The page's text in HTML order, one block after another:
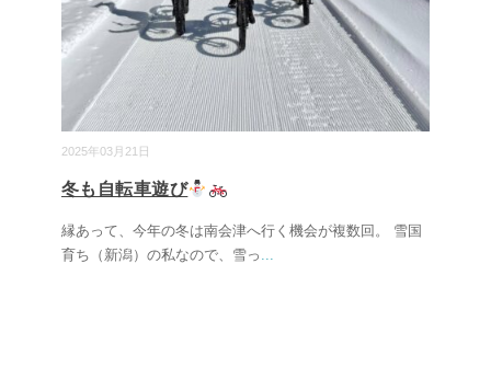
2025年03月21日
冬も自転車遊び
縁あって、今年の冬は南会津へ行く機会が複数回。 雪国
育ち（新潟）の私なので、雪っ ...